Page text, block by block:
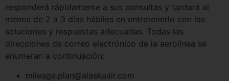
responderá rápidamente a sus consultas y tardará al
menos de 2 a 3 días hábiles en entretenerlo con las
soluciones y respuestas adecuadas. Todas las
direcciones de correo electrónico de la aerolínea se
enumeran a continuación:
mileage.plan@alaskaair.com